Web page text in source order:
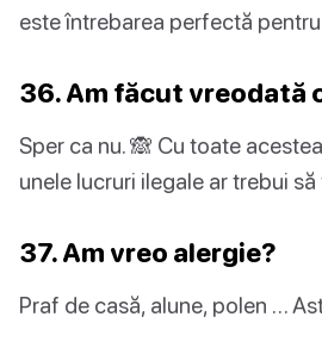
este întrebarea perfectă
36. Am făcut vreodată
Sper ca nu. 🙈 Cu toate
unele lucruri ilegale ar trebui
37. Am vreo alergie?
Praf de casă, alune, polen …